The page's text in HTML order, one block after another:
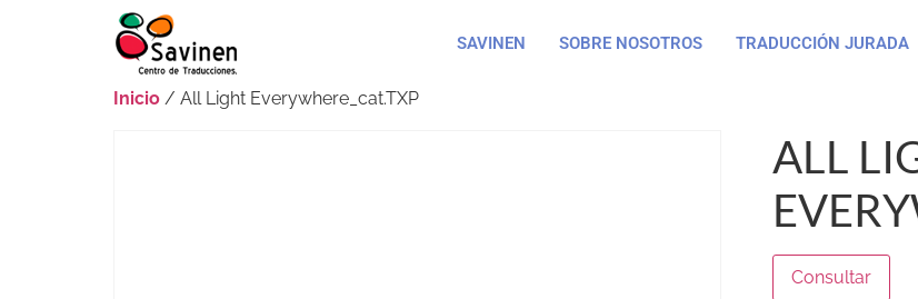
SAVINEN SOBRE NOSOTROS TRADUCCIÓN JURADA
Inicio / All Light Everywhere_cat.TXP
ALL
Consultar